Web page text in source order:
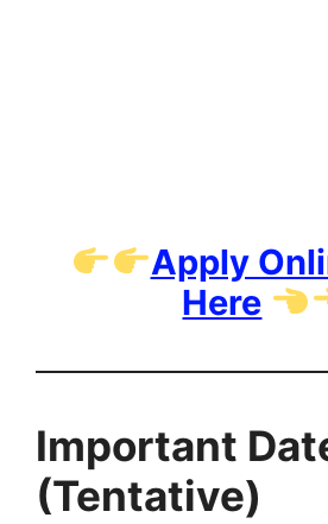
Apply
Here
Important
(Tentative)